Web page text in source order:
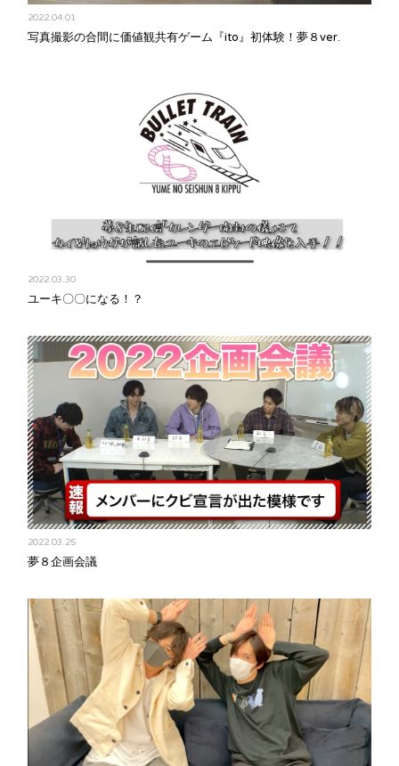
2022.04.01
写真撮影の合間に価値観共有ゲーム『ito』初体験！夢８ver.
2022.03.30
ユーキ〇〇になる！？
2022.03.25
夢８企画会議